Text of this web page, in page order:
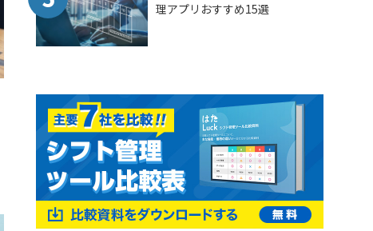
理アプリおすすめ15選